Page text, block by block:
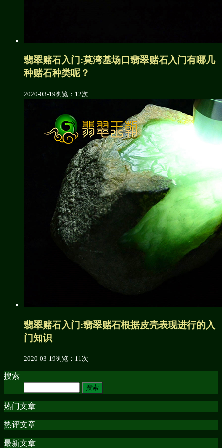
翡翠赌石入门:莫湾基场口翡翠赌石入门有哪几
种赌石种类呢？
2020-03-19浏览：12次
翡翠赌石入门:翡翠赌石根据皮壳表现进行的入
门知识
2020-03-19浏览：11次
搜索
热门文章
热评文章
最新文章